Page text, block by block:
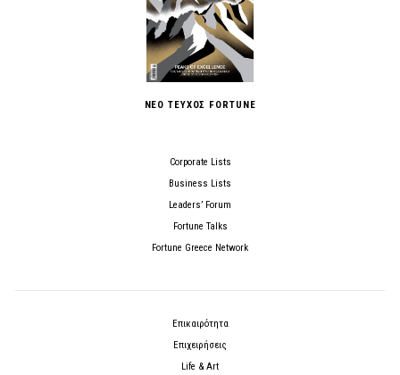
ΝΕΟ ΤΕΥΧΟΣ FORTUNE
Corporate Lists
Business Lists
Leaders’ Forum
Fortune Talks
Fortune Greece Network
Επικαιρότητα
Επιχειρήσεις
Life & Art